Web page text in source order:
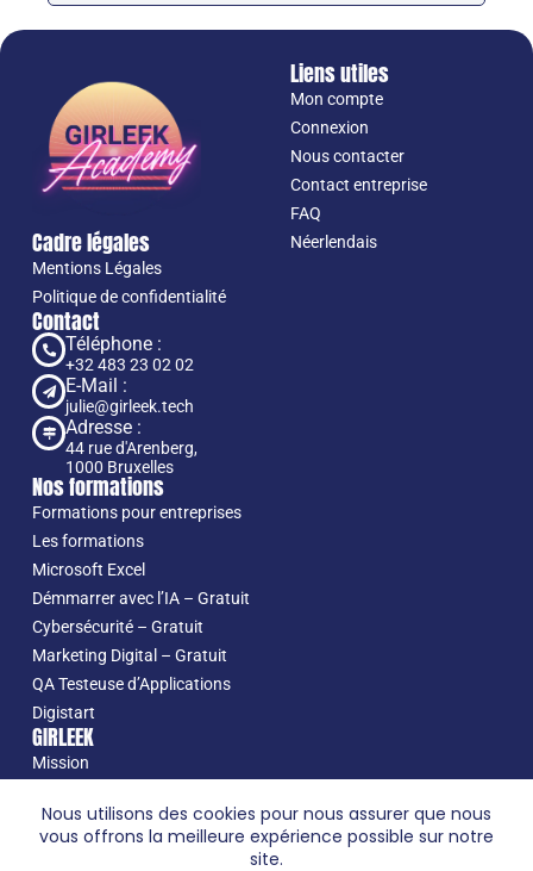
Nous utilisons des cookies pour nous assurer que nous
vous offrons la meilleure expérience possible sur notre
site.
Cadre légales
Mentions Légales
Politique de confidentialité
Nos formations
Formations pour entreprises
Les formations
Microsoft Excel
Démmarrer avec l’IA – Gratuit
Cybersécurité – Gratuit
Marketing Digital – Gratuit
QA Testeuse d’Applications
Digistart
GIRLEEK
Mission
À propos
Jérémy Ruiz
Liens utiles
Mon compte
Connexion
Nous contacter
Contact entreprise
FAQ
Néerlendais
Contact
Téléphone :
+32 483 23 02 02
E-Mail :
julie@girleek.tech
Adresse :
44 rue d'Arenberg,
1000 Bruxelles